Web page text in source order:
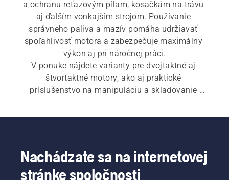
a ochranu reťazovým pílam, kosačkám na trávu
aj ďalším vonkajším strojom. Používanie
správneho paliva a mazív pomáha udržiavať
spoľahlivosť motora a zabezpečuje maximálny
výkon aj pri náročnej práci.
V ponuke nájdete varianty pre dvojtaktné aj
štvortaktné motory, ako aj praktické
príslušenstvo na manipuláciu a skladovanie
Nachádzate sa na internetovej
stránke spoločnosti